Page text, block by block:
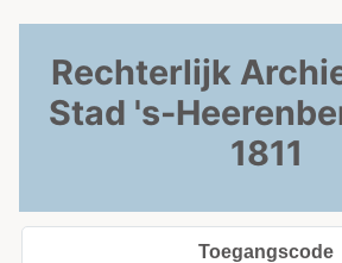
Rechterlijk
Stad 's-
1811
Toegangscode